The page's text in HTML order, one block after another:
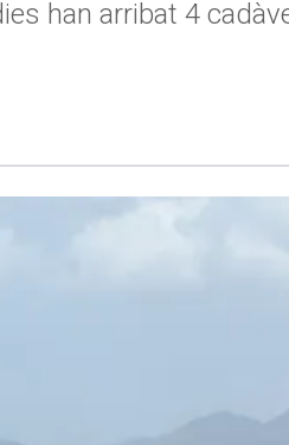
han arribat 4